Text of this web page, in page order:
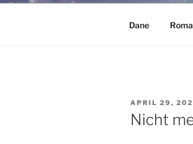
Dane
AM
APRIL 29,
Nicht